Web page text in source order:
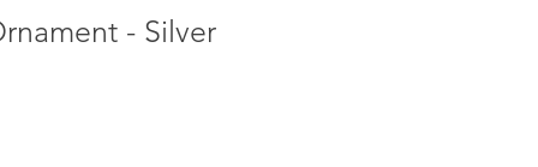
- Silver